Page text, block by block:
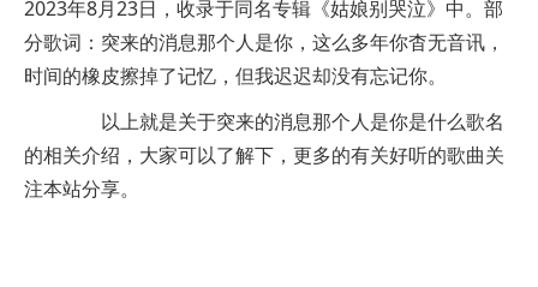
2023年8月23日，收录于同名专辑《姑娘别哭泣》中。部
分歌词：突来的消息那个人是你，这么多年你杳无音讯，
时间的橡皮擦掉了记忆，但我迟迟却没有忘记你。
以上就是关于突来的消息那个人是你是什么歌名
的相关介绍，大家可以了解下，更多的有关好听的歌曲关
注本站分享。